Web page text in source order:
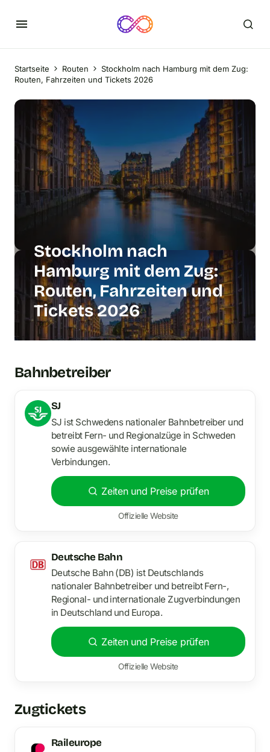
Startseite Routen
Stockholm nach Hamburg mit dem Zug:
Routen, Fahrzeiten und Tickets 2026
Stockholm nach
Hamburg mit dem Zug:
Routen, Fahrzeiten und
Tickets 2026
Bahnbetreiber
SJ
SJ ist Schwedens nationaler Bahnbetreiber und
betreibt Fern- und Regionalzüge in Schweden
sowie ausgewählte internationale
Verbindungen.
Zeiten und Preise prüfen
Offizielle Website
Deutsche Bahn
Deutsche Bahn (DB) ist Deutschlands
nationaler Bahnbetreiber und betreibt Fern-,
Regional- und internationale Zugverbindungen
in Deutschland und Europa.
Zeiten und Preise prüfen
Offizielle Website
Zugtickets
Raileurope